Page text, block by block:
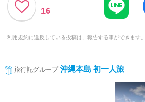
16
利用規約に違反している投稿は、報告する事ができます。
旅行記グループ 沖縄本島 初一人旅